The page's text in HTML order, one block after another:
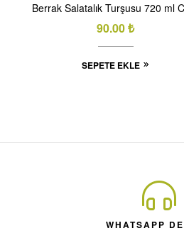
Berrak Salatalık Turşusu 720 ml
90.00₺
SEPETE EKLE
WHATSAPP